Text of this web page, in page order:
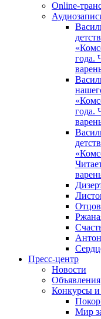
Online-
года.
года.
Пресс-центр
Новости
Объявления
Конкурсы и
Мир